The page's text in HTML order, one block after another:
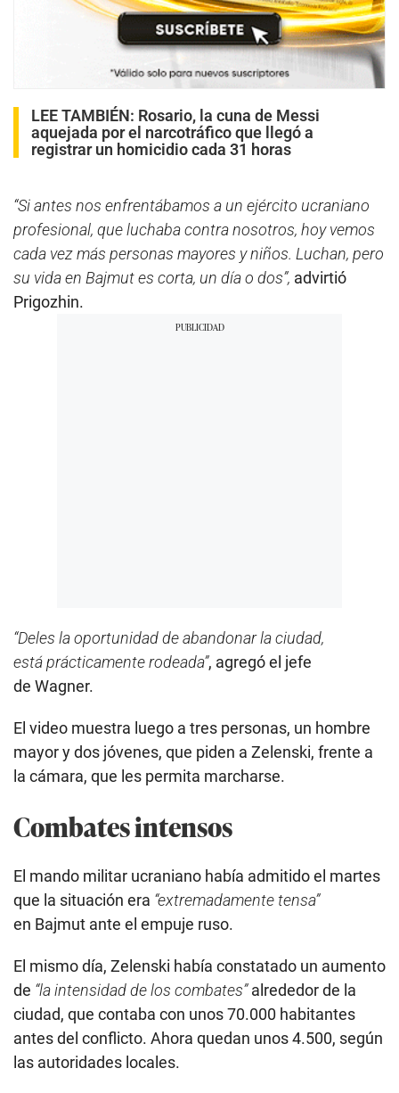
LEE TAMBIÉN: Rosario, la cuna de Messi
aquejada por el narcotráfico que llegó a
registrar un homicidio cada 31 horas
“Si antes nos enfrentábamos a un ejército ucraniano
profesional, que luchaba contra nosotros, hoy vemos
cada vez más personas mayores y niños. Luchan, pero
su vida en Bajmut es corta, un día o dos”, advirtió
Prigozhin.
“Deles la oportunidad de abandonar la ciudad,
está prácticamente rodeada”, agregó el jefe
de Wagner.
El video muestra luego a tres personas, un hombre
mayor y dos jóvenes, que piden a Zelenski, frente a
la cámara, que les permita marcharse.
Combates intensos
El mando militar ucraniano había admitido el martes
que la situación era “extremadamente tensa”
en Bajmut ante el empuje ruso.
El mismo día, Zelenski había constatado un aumento
de “la intensidad de los combates”alrededor de la
ciudad, que contaba con unos 70.000 habitantes
antes del conflicto. Ahora quedan unos 4.500, según
las autoridades locales.